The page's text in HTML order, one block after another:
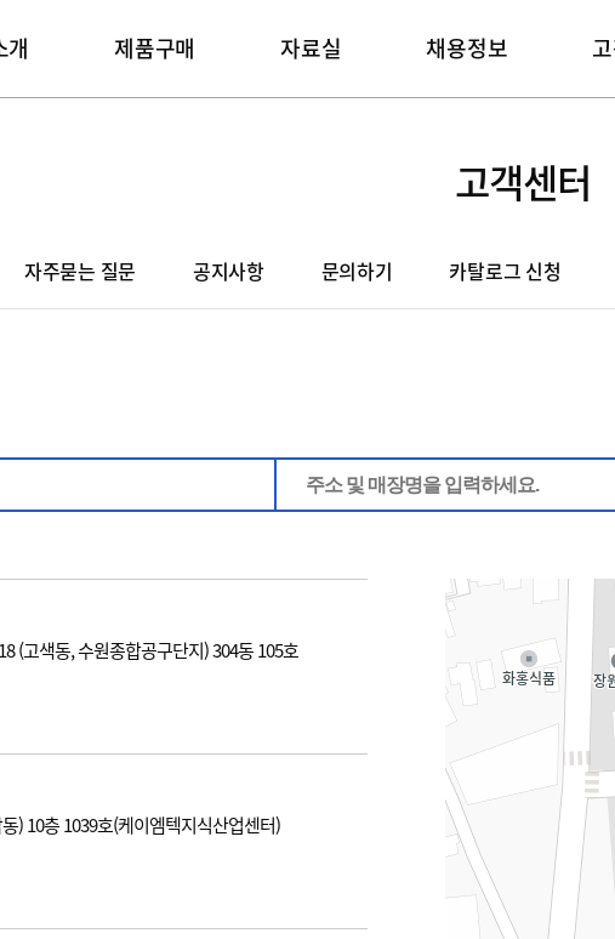
개 제품구매 자료실 채용정보
고객센터
자주묻는 질문 공지사항 문의하기 카탈로그 신청
(고색동, 수원종합공구단지) 304동 105호
) 10층 1039호(케이엠텍지식산업센터)